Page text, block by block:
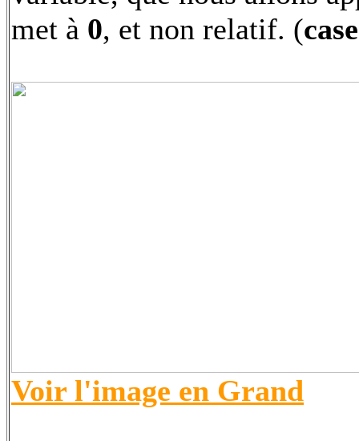
met à 0, et non relatif. (
Voir l'image en Grand